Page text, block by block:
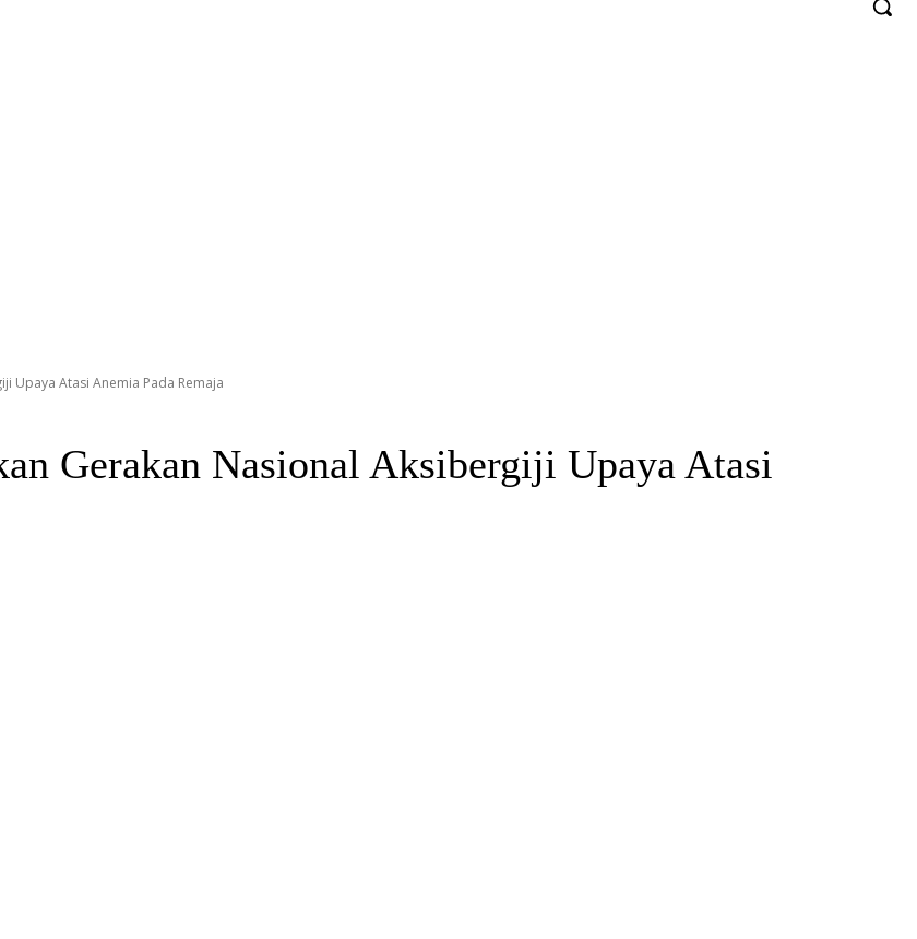
Upaya Atasi Anemia Pada Remaja
Gerakan Nasional Aksibergiji Upaya Atasi